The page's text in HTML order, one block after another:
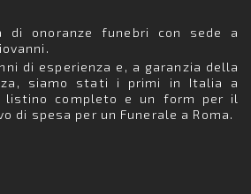
di onoranze funebri con sede a
di esperienza e, a garanzia della
siamo stati i primi in Italia a
listino completo e un form per il
di spesa per un Funerale a Roma.